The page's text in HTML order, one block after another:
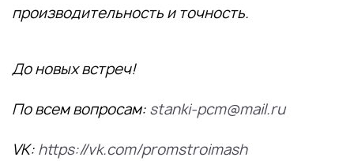
производительность и точность.
До новых встреч!
По всем вопросам: stanki-pcm@mail.ru
VK: https://vk.com/promstroimash